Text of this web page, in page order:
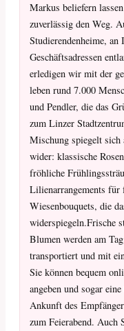
Markus beliefern
zuverlässig den Weg.
Studierendenheime,
Geschäftsadressen
erledigen wir mit der
leben rund 7.000
und Pendler, die das
zum Linzer
Mischung spiegelt sich
wider: klassische
fröhliche
Lilienarrangements für
Wiesenbouquets, die
widerspiegeln.Frische
Blumen werden am
transportiert und mit
Sie können bequem
angeben und sogar
Ankunft des
zum Feierabend. Auch